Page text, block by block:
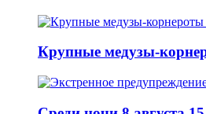
Крупные медузы-